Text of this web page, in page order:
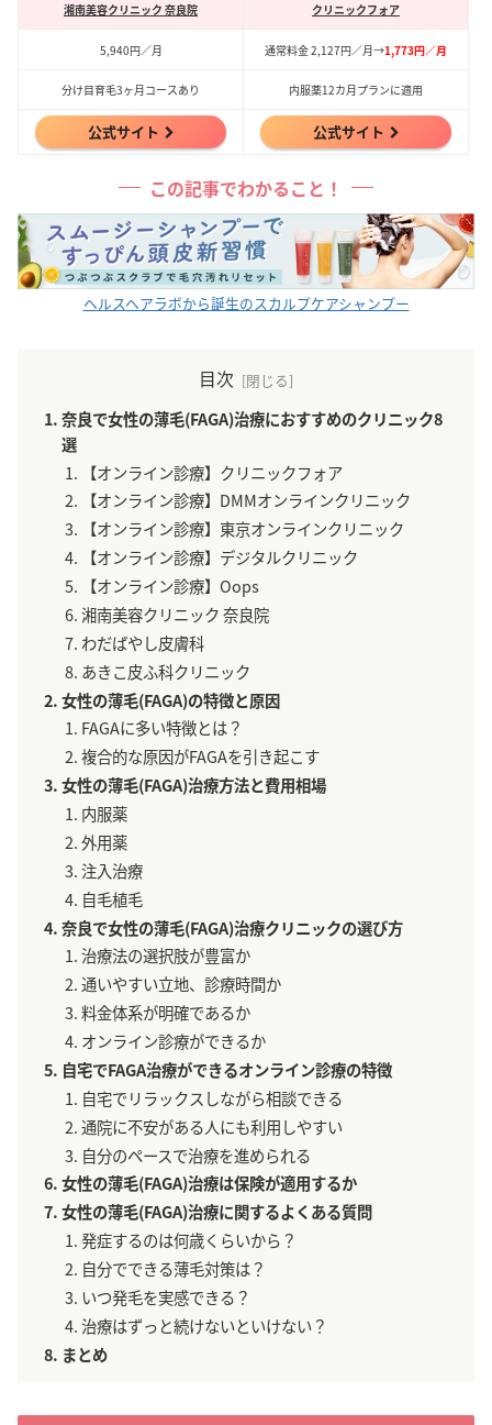
湘南美容クリニック 奈良院 クリニックフォア
5,940円／月 通常料金 2,127円／月→1,773円／月
分け目育毛3ヶ月コースあり 内服薬12カ月プランに適用
公式サイト 公式サイト
この記事でわかること！
ヘルスヘアラボから誕生のスカルプケアシャンプー
目次
奈良で女性の薄毛(FAGA)治療におすすめのクリニック8
選
【オンライン診療】クリニックフォア
【オンライン診療】DMMオンラインクリニック
【オンライン診療】東京オンラインクリニック
【オンライン診療】デジタルクリニック
【オンライン診療】Oops
湘南美容クリニック 奈良院
わだばやし皮膚科
あきこ皮ふ科クリニック
女性の薄毛(FAGA)の特徴と原因
FAGAに多い特徴とは？
複合的な原因がFAGAを引き起こす
女性の薄毛(FAGA)治療方法と費用相場
内服薬
外用薬
注入治療
自毛植毛
奈良で女性の薄毛(FAGA)治療クリニックの選び方
治療法の選択肢が豊富か
通いやすい立地、診療時間か
料金体系が明確であるか
オンライン診療ができるか
自宅でFAGA治療ができるオンライン診療の特徴
自宅でリラックスしながら相談できる
通院に不安がある人にも利用しやすい
自分のペースで治療を進められる
女性の薄毛(FAGA)治療は保険が適用するか
女性の薄毛(FAGA)治療に関するよくある質問
発症するのは何歳くらいから？
自分でできる薄毛対策は？
いつ発毛を実感できる？
治療はずっと続けないといけない？
まとめ